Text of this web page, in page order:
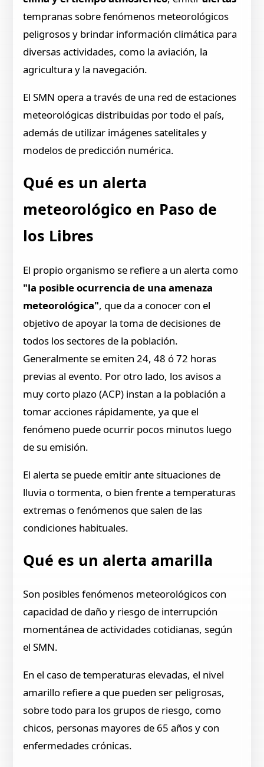
tempranas sobre fenómenos meteorológicos
peligrosos y brindar información climática para
diversas actividades, como la aviación, la
agricultura y la navegación.
El SMN opera a través de una red de estaciones
meteorológicas distribuidas por todo el país,
además de utilizar imágenes satelitales y
modelos de predicción numérica.
Qué es un alerta
meteorológico en Paso de
los Libres
El propio organismo se refiere a un alerta como
"la posible ocurrencia de una amenaza
meteorológica", que da a conocer con el
objetivo de apoyar la toma de decisiones de
todos los sectores de la población.
Generalmente se emiten 24, 48 ó 72 horas
previas al evento. Por otro lado, los avisos a
muy corto plazo (ACP) instan a la población a
tomar acciones rápidamente, ya que el
fenómeno puede ocurrir pocos minutos luego
de su emisión.
El alerta se puede emitir ante situaciones de
lluvia o tormenta, o bien frente a temperaturas
extremas o fenómenos que salen de las
condiciones habituales.
Qué es un alerta amarilla
Son posibles fenómenos meteorológicos con
capacidad de daño y riesgo de interrupción
momentánea de actividades cotidianas, según
el SMN.
En el caso de temperaturas elevadas, el nivel
amarillo refiere a que pueden ser peligrosas,
sobre todo para los grupos de riesgo, como
chicos, personas mayores de 65 años y con
enfermedades crónicas.